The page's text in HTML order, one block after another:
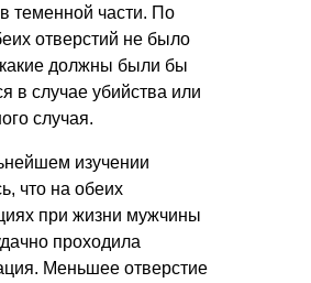
теменной части. По
отверстий не было
должны были бы
в случае убийства или
случая.
изучении
что на обеих
при жизни мужчины
проходила
Меньшее отверстие